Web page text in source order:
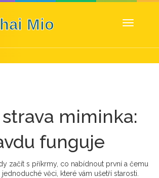
Zobrazit
miminka:
funguje
začít s příkrmy, co nabídnout první a čemu
věci, které vám ušetří starosti.